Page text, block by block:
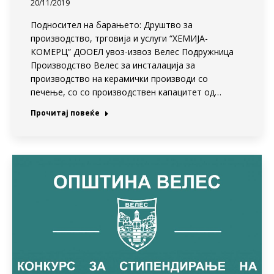
20/11/2019
Подносител на барањето: Друштво за
производство, трговија и услуги “ХЕМИЈА-
КОМЕРЦ” ДООЕЛ увоз-извоз Велес Подружница
Производство Велес за инсталација за
производство на керамички производи со
печење, со со производствен капацитет од…
Прочитај повеќе